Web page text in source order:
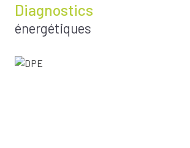
Diagnostics
énergétiques